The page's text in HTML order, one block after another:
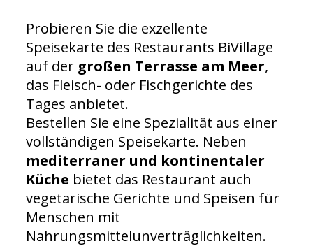
Probieren Sie die exzellente
Speisekarte des Restaurants BiVillage
auf der großen Terrasse am Meer,
das Fleisch- oder Fischgerichte des
Tages anbietet.
Bestellen Sie eine Spezialität aus einer
vollständigen Speisekarte. Neben
mediterraner und kontinentaler
Küche bietet das Restaurant auch
vegetarische Gerichte und Speisen für
Menschen mit
Nahrungsmittelunverträglichkeiten.